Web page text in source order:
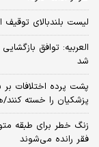
لیست بلندبالای توقیف
شد
پشت پرده اختلافات بر
پزشکیان را خسته
زنگ خطر برای طبقه
فقر رانده می‌شوند